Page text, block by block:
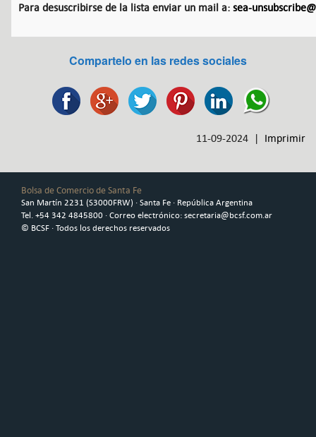
Para desuscribirse de la lista enviar un mail a: sea-
Compartelo en las redes sociales
11-09-2024 | Imprimir
Bolsa de Comercio de Santa Fe
San Martín 2231 (S3000FRW) · Santa Fe · República Argentina
Tel. +54 342 4845800 · Correo electrónico: secretaria@bcsf.com.ar
© BCSF · Todos los derechos reservados